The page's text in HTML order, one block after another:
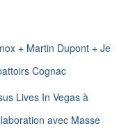
+ Martin Dupont + Je
Cognac
Lives In Vegas à
avec Masse